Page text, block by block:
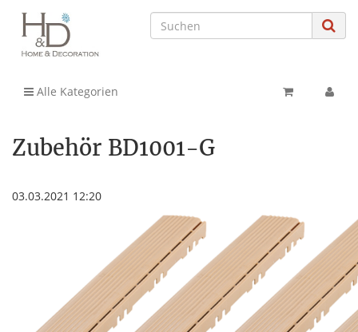
Alle Kategorien
Zubehör BD1001-G
03.03.2021 12:20